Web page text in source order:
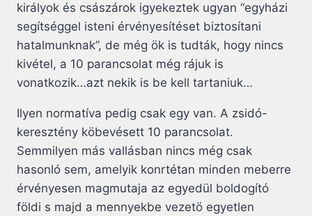
királyok és császárok igyekeztek ugyan “egyházi
segítséggel isteni érvényesítéset biztosítani
hatalmunknak”, de még ök is tudták, hogy nincs
kivétel, a 10 parancsolat még rájuk is
vonatkozik…azt nekik is be kell tartaniuk…
Ilyen normatíva pedig csak egy van. A zsidó-
keresztény köbevésett 10 parancsolat.
Semmilyen más vallásban nincs még csak
hasonló sem, amelyik konrtétan minden meberre
érvényesen magmutaja az egyedül boldogító
földi s majd a mennyekbe vezetö egyetlen